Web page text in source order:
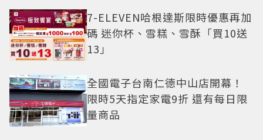
7-ELEVEN哈根達斯限時優惠再加
碼 迷你杯、雪糕、雪酥「買10送
13」
全國電子台南仁德中山店開幕！
限時5天指定家電9折 還有每日限
量商品